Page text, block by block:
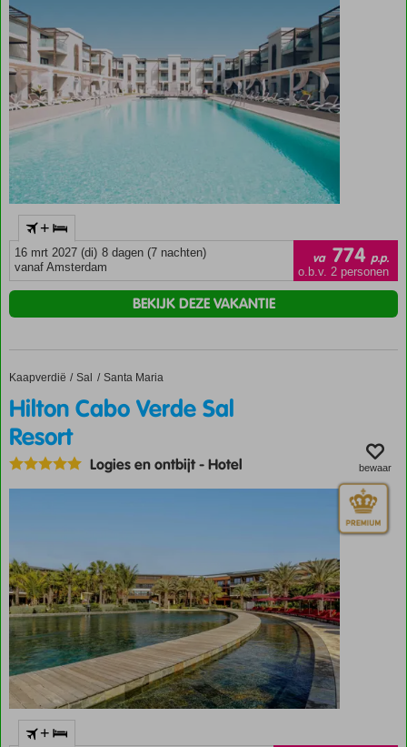
+
16 mrt 2027 (di) 8 dagen (7 nachten)
vanaf Amsterdam
va 774 p.p.
o.b.v. 2 personen
BEKIJK DEZE VAKANTIE
Home
Kaapverdië Sal Santa Maria
Hilton Cabo Verde Sal Resort
Hilton Cabo Verde Sal
Resort
Logies en ontbijt-Hotel bewaar
+